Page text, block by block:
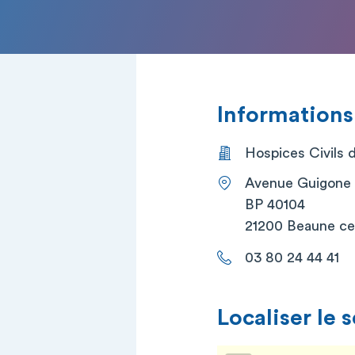
Hospices Civils
Avenue Guigone
BP 40104
21200 Beaune
03 80 24 44 41
Localiser le